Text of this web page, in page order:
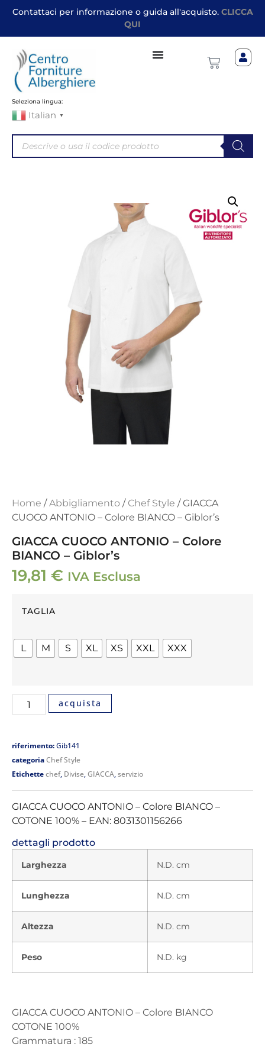
Contattaci per informazione o guida all'acquisto. CLICCA
QUI
Seleziona lingua:
Italian ▼
Home /Abbigliamento / Chef Style / GIACCA
CUOCO ANTONIO – Colore BIANCO – Giblor’s
GIACCA CUOCO ANTONIO – Colore
BIANCO – Giblor’s
19,81 € IVA Esclusa
TAGLIA
L M S XL XS XXL XXX
acquista
riferimento:Gib141
categoriaChef Style
Etichettechef, Divise,GIACCA,servizio
GIACCA CUOCO ANTONIO – Colore BIANCO –
COTONE 100% – EAN: 8031301156266
dettagli prodotto
Larghezza N.D. cm
Lunghezza N.D. cm
Altezza N.D. cm
Peso N.D. kg
GIACCA CUOCO ANTONIO – Colore BIANCO
COTONE 100%
Grammatura : 185